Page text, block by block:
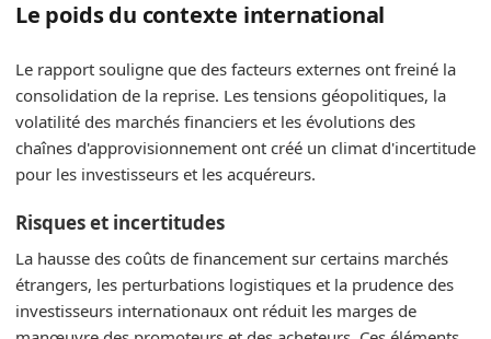
Le poids du contexte international
Le rapport souligne que des facteurs externes ont freiné la
consolidation de la reprise. Les tensions géopolitiques, la
volatilité des marchés financiers et les évolutions des
chaînes d'approvisionnement ont créé un climat d'incertitude
pour les investisseurs et les acquéreurs.
Risques et incertitudes
La hausse des coûts de financement sur certains marchés
étrangers, les perturbations logistiques et la prudence des
investisseurs internationaux ont réduit les marges de